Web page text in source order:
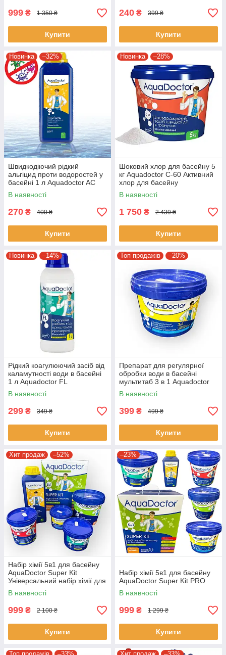
999 ₴ 1 350 ₴
Купити
240 ₴ 399 ₴
Купити
Новинка –32%
Швидкодіючий рідкий
альгіцид проти водоростей у
басейні 1 л Aquadoctor AC
Mix
В наявності
270 ₴ 400 ₴
Купити
Новинка –28%
Шоковий хлор для басейну 5
кг Aquadoctor C-60 Активний
хлор для басейну
В наявності
1 750 ₴ 2 439 ₴
Купити
Новинка –14%
Рідкий коагулюючий засіб від
каламутності води в басейні
1 л Aquadoctor FL
В наявності
299 ₴ 349 ₴
Купити
Топ продажів –20%
Препарат для регулярної
обробки води в басейні
мультитаб 3 в 1 Aquadoctor
MC-T 400 г таблетки 200 г
В наявності
399 ₴ 499 ₴
Купити
Хит продаж –52%
Набір хімії 5в1 для басейну
AquaDoctor Super Kit
Універсальний набір хімії для
басейну
В наявності
999 ₴ 2 100 ₴
Купити
–23%
Набір хімії 5в1 для басейну
AquaDoctor Super Kit PRO
В наявності
999 ₴ 1 299 ₴
Купити